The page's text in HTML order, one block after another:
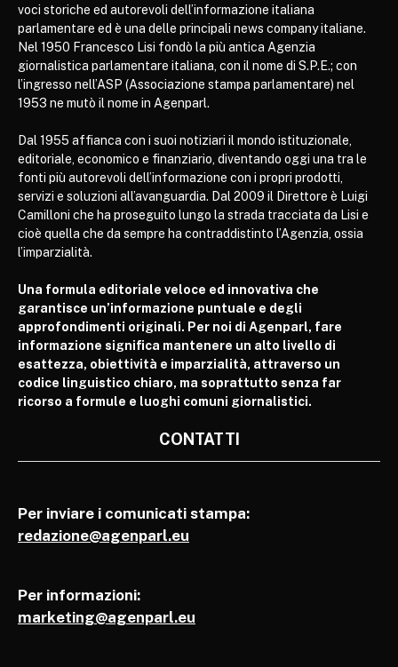
voci storiche ed autorevoli dell’informazione italiana
parlamentare ed è una delle principali news company italiane.
Nel 1950 Francesco Lisi fondò la più antica Agenzia
giornalistica parlamentare italiana, con il nome di S.P.E.; con
l’ingresso nell’ASP (Associazione stampa parlamentare) nel
1953 ne mutò il nome in Agenparl.
Dal 1955 affianca con i suoi notiziari il mondo istituzionale,
editoriale, economico e finanziario, diventando oggi una tra le
fonti più autorevoli dell’informazione con i propri prodotti,
servizi e soluzioni all’avanguardia. Dal 2009 il Direttore è Luigi
Camilloni che ha proseguito lungo la strada tracciata da Lisi e
cioè quella che da sempre ha contraddistinto l’Agenzia, ossia
l’imparzialità.
Una formula editoriale veloce ed innovativa che
garantisce un’informazione puntuale e degli
approfondimenti originali. Per noi di Agenparl, fare
informazione significa mantenere un alto livello di
esattezza, obiettività e imparzialità, attraverso un
codice linguistico chiaro, ma soprattutto senza far
ricorso a formule e luoghi comuni giornalistici.
CONTATTI
Per inviare i comunicati stampa:
redazione@agenparl.eu
Per informazioni:
marketing@agenparl.eu